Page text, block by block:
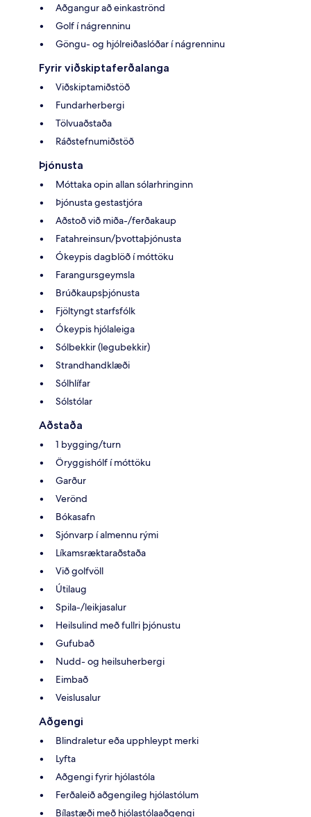
Aðgangur að einkaströnd
Golf í nágrenninu
Göngu- og hjólreiðaslóðar í nágrenninu
Fyrir viðskiptaferðalanga
Viðskiptamiðstöð
Fundarherbergi
Tölvuaðstaða
Ráðstefnumiðstöð
Þjónusta
Móttaka opin allan sólarhringinn
Þjónusta gestastjóra
Aðstoð við miða-/ferðakaup
Fatahreinsun/þvottaþjónusta
Ókeypis dagblöð í móttöku
Farangursgeymsla
Brúðkaupsþjónusta
Fjöltyngt starfsfólk
Ókeypis hjólaleiga
Sólbekkir (legubekkir)
Strandhandklæði
Sólhlífar
Sólstólar
Aðstaða
1 bygging/turn
Öryggishólf í móttöku
Garður
Verönd
Bókasafn
Sjónvarp í almennu rými
Líkamsræktaraðstaða
Við golfvöll
Útilaug
Spila-/leikjasalur
Heilsulind með fullri þjónustu
Gufubað
Nudd- og heilsuherbergi
Eimbað
Veislusalur
Aðgengi
Blindraletur eða upphleypt merki
Lyfta
Aðgengi fyrir hjólastóla
Ferðaleið aðgengileg hjólastólum
Bílastæði með hjólastólaaðgengi